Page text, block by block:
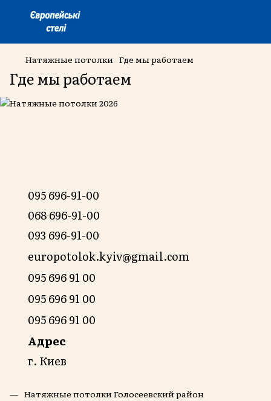
Натяжные потолки Где мы работаем
Где мы работаем
095 696-91-00
068 696-91-00
093 696-91-00
europotolok.kyiv@gmail.com
095 696 91 00
095 696 91 00
095 696 91 00
Адрес
г. Киев
Натяжные потолки Голосеевский район